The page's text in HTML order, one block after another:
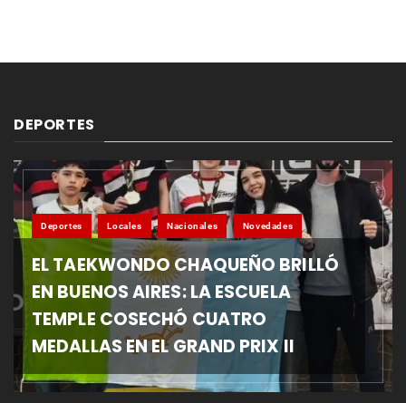
DEPORTES
Deportes Locales Nacionales Novedades
EL TAEKWONDO CHAQUEÑO BRILLÓ
EN BUENOS AIRES: LA ESCUELA
TEMPLE COSECHÓ CUATRO
MEDALLAS EN EL GRAND PRIX II